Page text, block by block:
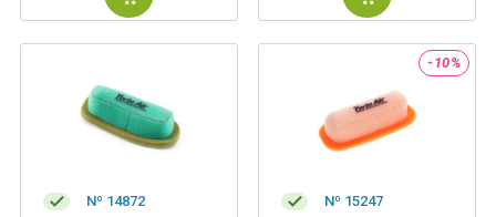
Nº 14872
-10%
Nº 15247